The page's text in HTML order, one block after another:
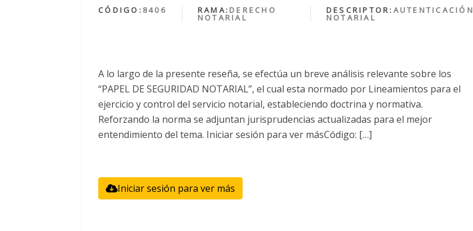
CÓDIGO: 8406 RAMA: DERECHO
NOTARIAL
DESCRIPTOR: AUTENTICACIÓN
NOTARIAL
A lo largo de la presente reseña, se efectúa un breve análisis relevante sobre los
“PAPEL DE SEGURIDAD NOTARIAL”, el cual esta normado por Lineamientos para el
ejercicio y control del servicio notarial, estableciendo doctrina y normativa.
Reforzando la norma se adjuntan jurisprudencias actualizadas para el mejor
entendimiento del tema. Iniciar sesión para ver másCódigo: […]
Iniciar sesión para ver más